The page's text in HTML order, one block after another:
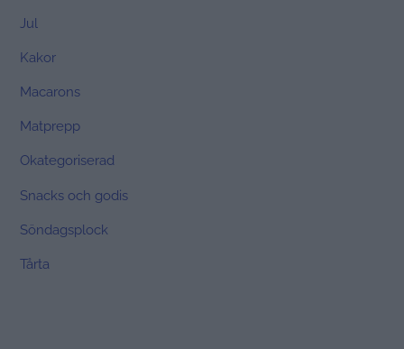
Jul
Kakor
Macarons
Matprepp
Okategoriserad
Snacks och godis
Söndagsplock
Tårta